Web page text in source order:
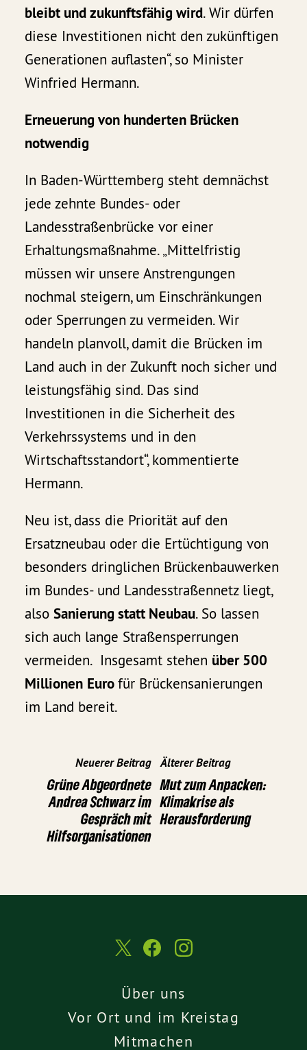
bleibt und zukunftsfähig wird. Wir dürfen
diese Investitionen nicht den zukünftigen
Generationen auflasten“, so Minister
Winfried Hermann.
Erneuerung von hunderten Brücken
notwendig
In Baden-Württemberg steht demnächst
jede zehnte Bundes- oder
Landesstraßenbrücke vor einer
Erhaltungsmaßnahme. „Mittelfristig
müssen wir unsere Anstrengungen
nochmal steigern, um Einschränkungen
oder Sperrungen zu vermeiden. Wir
handeln planvoll, damit die Brücken im
Land auch in der Zukunft noch sicher und
leistungsfähig sind. Das sind
Investitionen in die Sicherheit des
Verkehrssystems und in den
Wirtschaftsstandort“, kommentierte
Hermann.
Neu ist, dass die Priorität auf den
Ersatzneubau oder die Ertüchtigung von
besonders dringlichen Brückenbauwerken
im Bundes- und Landesstraßennetz liegt,
alsoSanierung statt Neubau. So lassen
sich auch lange Straßensperrungen
vermeiden. Insgesamt stehen über 500
Millionen Eurofür Brückensanierungen
im Land bereit.
Neuerer Beitrag
Grüne Abgeordnete
Andrea Schwarz im
Gespräch mit
Hilfsorganisationen
Älterer Beitrag
Mut zum Anpacken:
Klimakrise als
Herausforderung
Über uns
Vor Ort und im Kreistag
Mitmachen